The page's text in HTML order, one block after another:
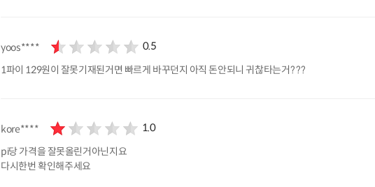
yoos**** 0.5
1파이 129원이 잘못기재된거면 빠르게 바꾸던지 아직 돈안되니 귀찮타는거? ??
kore**** 1.0
pi당 가격을 잘못올린거아닌지요
다시한번 확인해주세요